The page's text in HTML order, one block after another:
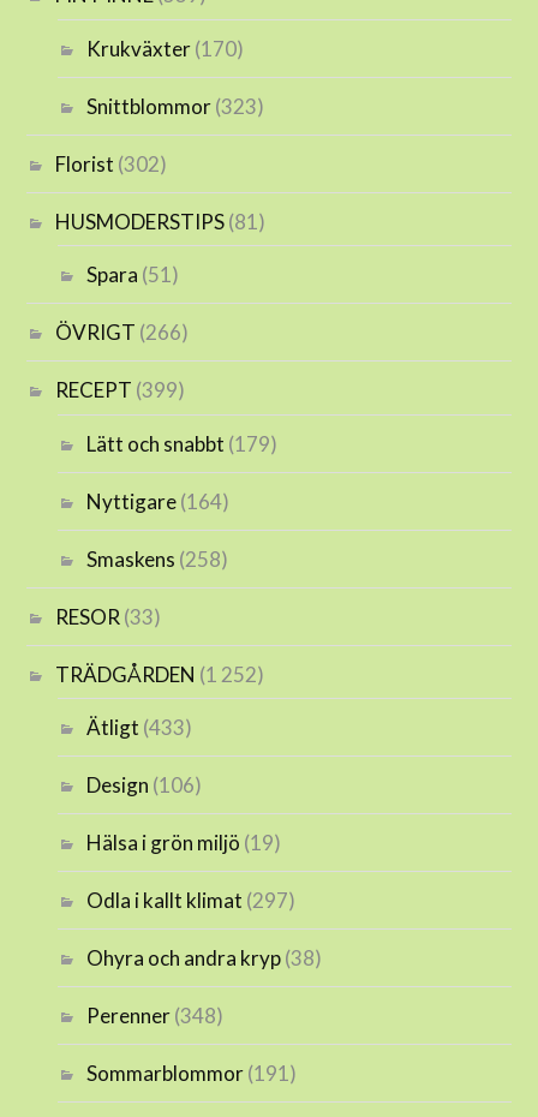
Krukväxter(170)
Snittblommor(323)
Florist (302)
HUSMODERSTIPS(81)
Spara (51)
ÖVRIGT (266)
RECEPT (399)
Lätt och snabbt (179)
Nyttigare(164)
Smaskens (258)
RESOR (33)
TRÄDGÅRDEN (1 252)
Ätligt (433)
Design (106)
Hälsa i grön miljö (19)
Odla i kallt klimat (297)
Ohyra och andra kryp(38)
Perenner(348)
Sommarblommor(191)